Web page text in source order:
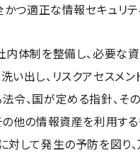
つ適正な情報セキュリ
内体制を整備し、必要な
い出し、リスクアセスメ
令、国が定める指針、そ
の他の情報資産を利用す
対して発生の予防を図